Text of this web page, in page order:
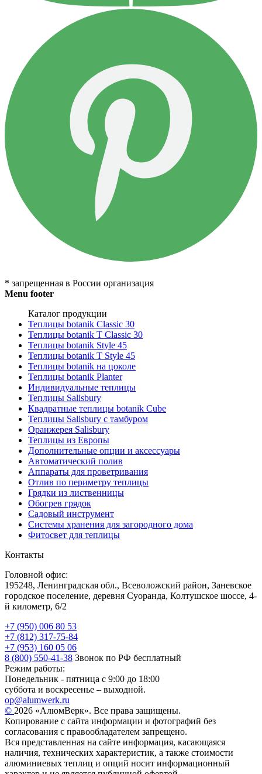
* запрещенная в России организация
Menu footer
Каталог продукции
Теплицы botanik Classic 30
Теплицы botanik T Classic 30
Теплицы botanik Style 45
Теплицы botanik Т Style 45
Теплицы botanik на цоколе
Теплицы botanik Planter
Индивидуальные теплицы
Теплицы Salisbury
Квадратные теплицы botanik Cube
Теплицы Salisbury с тамбуром
Оранжерея Salisbury
Теплицы из Европы
Дополнительные опции и аксессуары
Автоматический полив
Аппараты для проветривания
Отлив по периметру теплицы
Грядки из лиственницы
Обогрев грядок
Садовый инструмент
Системы хранения для загородного дома
Фитосвет для теплицы
Контакты
Головной офис:
195248, Ленинградская обл., Всеволожский район, Заневское
городское поселение, деревня Суоранда, Колтушское шоссе, 4-
й километр, 6/2
+7 (950) 006 80 53
+7 (812) 317-75-84
+7 (953) 160 05 06
8 (800) 550-41-38 Звонок по РФ бесплатный
Режим работы:
Понедельник - пятница с 9:00 до 18:00
суббота и воскресенье – выходной.
op@alumwerk.ru
© 2026 «АлюмВерк». Все права защищены.
Копирование с сайта информации и фотографий без
согласования с правообладателем запрещено.
Вся представленная на сайте информация, касающаяся
наличия, технических характеристик, а также стоимости
алюминиевых теплиц и опций носит информационный